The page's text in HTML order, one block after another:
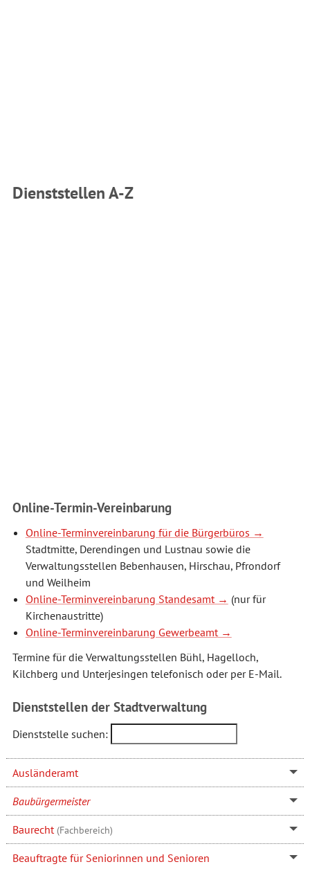
Dienststellen A-Z
Online-Termin-Vereinbarung
Online-Terminvereinbarung für die Bürgerbüros
Stadtmitte, Derendingen und Lustnau sowie die
Verwaltungsstellen Bebenhausen, Hirschau, Pfrondorf
und Weilheim
Online-Terminvereinbarung Standesamt
(nur für
Kirchenaustritte)
Online-Terminvereinbarung Gewerbeamt
Termine für die Verwaltungsstellen Bühl, Hagelloch,
Kilchberg und Unterjesingen telefonisch oder per E-Mail.
Dienststellen der Stadtverwaltung
Dienststelle suchen:
Ausländeramt
Baubürgermeister
Baurecht (Fachbereich)
Beauftragte für Seniorinnen und Senioren